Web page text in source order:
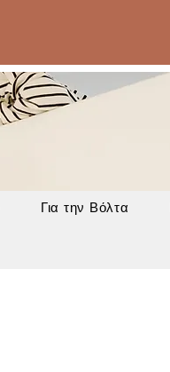
Για την Βόλτα